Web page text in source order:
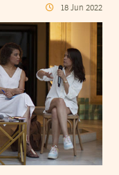
18 Jun 2022